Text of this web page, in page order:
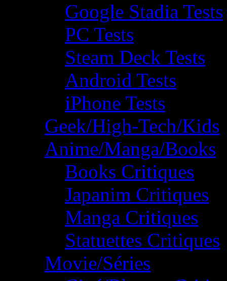
Google Stadia Tests
PC Tests
Steam Deck Tests
Android Tests
iPhone Tests
Geek/High-Tech/Kids
Anime/Manga/Books
Books Critiques
Japanim Critiques
Manga Critiques
Statuettes Critiques
Movie/Séries